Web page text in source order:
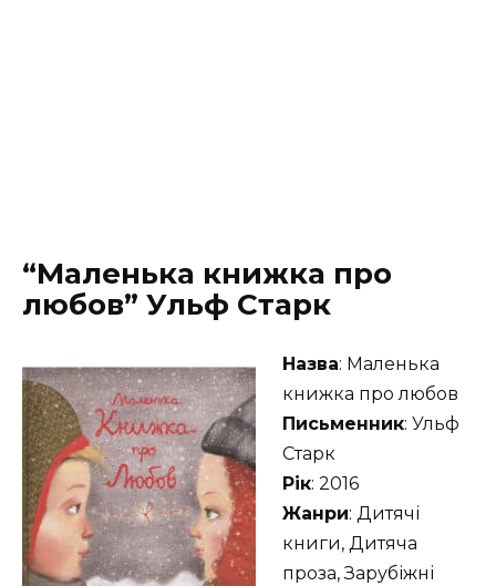
“Маленька книжка про
любов” Ульф Старк
Назва: Маленька
книжка про любов
Письменник: Ульф
Старк
Рік: 2016
Жанри: Дитячі
книги, Дитяча
проза, Зарубіжні